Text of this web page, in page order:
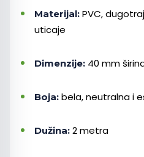
Materijal: PVC,
uticaje
Dimenzije: 40 mm
Boja: bela, neutralna i
Dužina: 2 metra